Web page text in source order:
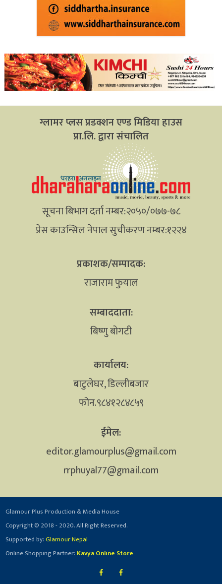
ग्लामर प्लस प्रडक्शन एण्ड मिडिया हाउस
प्रा.लि. द्वारा संचालित
सूचना बिभाग दर्ता नम्बर:२०५०/०७७-७८
प्रेस काउन्सिल नेपाल सुचीकरण नम्बर:१२२४
प्रकाशक/सम्पादक:
राजाराम फुयाल
सम्बाददाता:
बिष्णु बोगटी
कार्यालय:
बाटुलेघर, डिल्लीबजार
फोन.९८४१२८४८५९
ईमेल:
editor.glamourplus@gmail.com
rrphuyal77@gmail.com
Glamour Plus Production & Media House
Copyright © 2018 - 2020. All Right Reserved.
Supported by:Glamour Nepal
Online Shopping Partner: Kavya Online Store